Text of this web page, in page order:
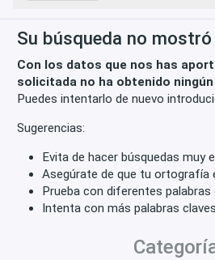
Su búsqueda no
Con los datos que nos has
solicitada no ha obtenido
Puedes intentarlo de nuevo
Sugerencias:
Evita de hacer búsquedas muy
Asegúrate de que tu ortografía
Prueba con diferentes palabras
Intenta con más palabras